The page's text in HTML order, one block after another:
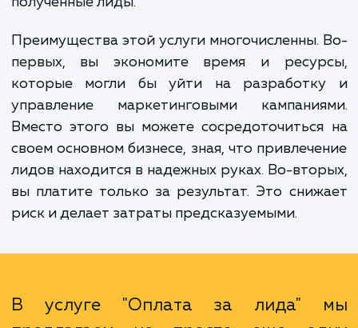
лидов, начиная от анализа рынка и
заканчивая реализацией и
результатов. Ваши затраты прямо
результатами - вы платите
полученные лиды.
Преимущества этой услуги
первых, вы экономите время и
которые могли бы уйти на
управление маркетинговыми
вы платите только за результат. Это